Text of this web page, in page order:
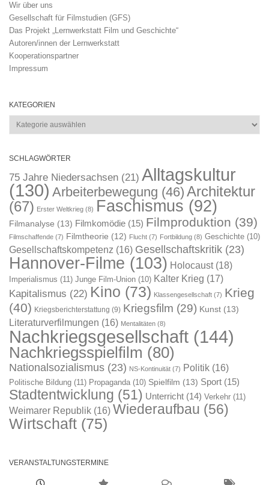
Wir über uns
Gesellschaft für Filmstudien (GFS)
Das Projekt „Lernwerkstatt Film und Geschichte“
Autoren/innen der Lernwerkstatt
Kooperationspartner
Impressum
KATEGORIEN
Kategorien
SCHLAGWÖRTER
75 Jahre Niedersachsen (21) Alltagskultur
(130) Arbeiterbewegung (46) Architektur
(67) Erster Weltkrieg (8) Faschismus (92)
Filmanalyse (13) Filmkomödie (15) Filmproduktion (39)
Filmschaffende (7) Filmtheorie (12) Flucht (7) Fortbildung (8) Geschichte (10)
Gesellschaftskompetenz (16) Gesellschaftskritik (23)
Hannover-Filme (103) Holocaust(18)
Imperialismus (11) Junge Film-Union (10) Kalter Krieg (17)
Kapitalismus (22) Kino (73) Klassengesellschaft (7) Krieg
(40) Kriegsberichterstattung (9) Kriegsfilm (29) Kunst (13)
Literaturverfilmungen (16) Mentalitäten (8)
Nachkriegsgesellschaft (144)
Nachkriegsspielfilm (80)
Nationalsozialismus (23) NS-Kontinuität (7) Politik (16)
Politische Bildung (11) Propaganda (10) Spielfilm (13) Sport (15)
Stadtentwicklung (51) Unterricht (14) Verkehr (11)
Weimarer Republik (16) Wiederaufbau (56)
Wirtschaft (75)
VERANSTALTUNGSTERMINE